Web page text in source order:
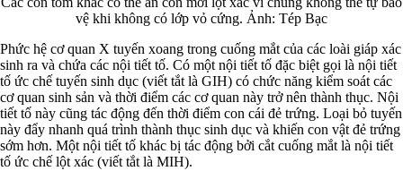
vệ khi không có lớp vỏ cứng. Ảnh: Tép Bạc
Phức hệ cơ quan X tuyến xoang trong cuống mắt của các loài giáp xác
sinh ra và chứa các nội tiết tố. Có một nội tiết tố đặc biệt gọi là nội tiết
tố ức chế tuyến sinh dục (viết tắt là GIH) có chức năng kiểm soát các
cơ quan sinh sản và thời điểm các cơ quan này trở nên thành thục. Nội
tiết tố này cũng tác động đến thời điểm con cái đẻ trứng. Loại bỏ tuyến
này đẩy nhanh quá trình thành thục sinh dục và khiến con vật đẻ trứng
sớm hơn. Một nội tiết tố khác bị tác động bởi cắt cuống mắt là nội tiết
tố ức chế lột xác (viết tắt là MIH).